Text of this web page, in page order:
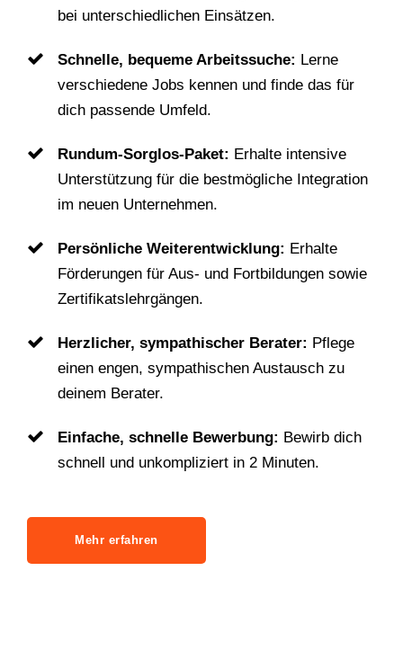
bei unterschiedlichen Einsätzen.
Schnelle, bequeme Arbeitssuche: Lerne
verschiedene Jobs kennen und finde das für
dich passende Umfeld.
Rundum-Sorglos-Paket: Erhalte intensive
Unterstützung für die bestmögliche Integration
im neuen Unternehmen.
Persönliche Weiterentwicklung: Erhalte
Förderungen für Aus- und Fortbildungen sowie
Zertifikatslehrgängen.
Herzlicher, sympathischer Berater: Pflege
einen engen, sympathischen Austausch zu
deinem Berater.
Einfache, schnelle Bewerbung: Bewirb dich
schnell und unkompliziert in 2 Minuten.
Mehr erfahren